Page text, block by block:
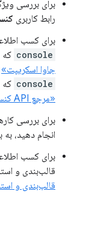
برای بررسی
رابط کاربری
برای کسب
console
جاوا اسکریپت»
console که
«مرجع API کنسول»
انجام دهید،
برای کسب
قالب‌بندی و
قالب‌بندی و